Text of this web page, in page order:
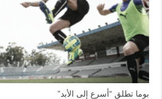
بوما تطلق “أسرع إلى الأبد”